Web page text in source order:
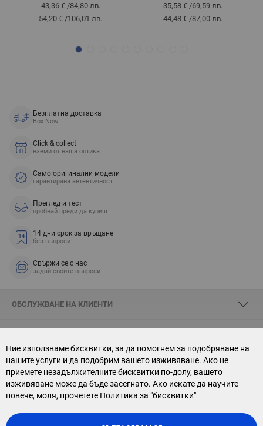
Ние използваме бисквитки, за да помогнем за подобряване на
нашите услуги и да подобрим вашето изживяване. Ако не
приемете незадължителните бисквитки по-долу, вашето
изживяване може да бъде засегнато. Ако искате да научите
повече, моля, прочетете Политика за "бисквитки"
43,36 €/84,80 лв.
54,20 €/106,01 лв.
35,58 €/69,59 лв.
44,48 €/87,00 лв.
Безплатна доставка
Box Now
Click & collect
вземи от наша оптика
Само оригинални модели
гарантирана автентичност
Преглед и тест
пробвай преди да купиш
14 дни срок за връщане
без въпроси
Свържи се с нас
задай своите въпроси
ОБСЛУЖВАНЕ НА КЛИЕНТИ
СВЪРЖИ СЕ С НАС
АБОНАМЕНТ ЗА БЮЛЕТИН